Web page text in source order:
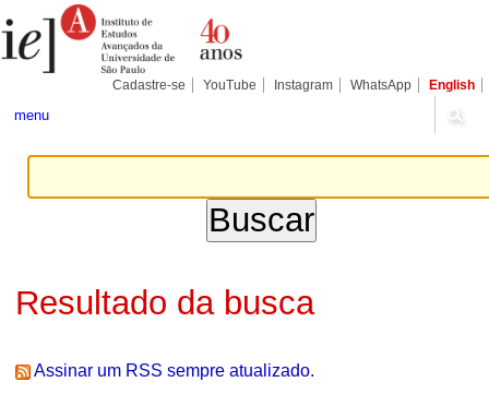
para
conteúdo.
Pessoais
Cadastre-se YouTube Instagram WhatsApp English
menu
Resultado da busca
Assinar um RSS sempre atualizado.